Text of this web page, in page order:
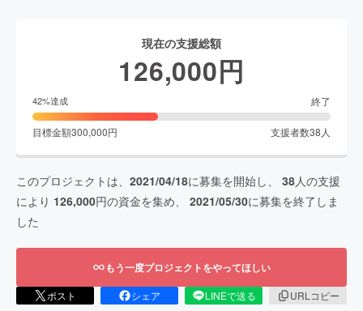
現在の支援総額
126,000円
42%達成 終了
目標金額300,000円 支援者数38 人
このプロジェクトは、 2021/04/18に募集を開始し、 38人の支援
により 126,000円の資金を集め、 2021/05/30に募集を終了しま
した
もう一度プロジェクトをやってほしい
ポスト シェア LINEで送る
URLコピー